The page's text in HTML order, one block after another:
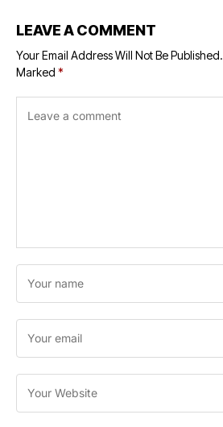
LEAVE A COMMENT
Your Email Address Will Not Be Published.
Marked *